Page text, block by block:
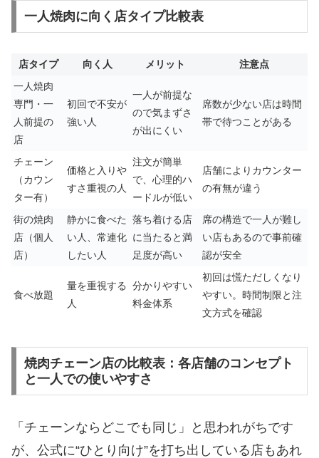
一人焼肉に向く店タイプ比較表
店タイプ 向く人 メリット
注意点
一人焼肉
専門・一
人前提の
店
初回で不安が
強い人
一人が前提な
ので気まずさ
が出にくい
席数が少ない店は時間
帯で待つことがある
チェーン
（カウン
ター有）
価格と入りや
すさ重視の人
注文が簡単
で、心理的ハ
ードルが低い
店舗によりカウンター
の有無が違う
街の焼肉
店（個人
店）
静かに食べた
い人、常連化
したい人
落ち着ける店
に当たると満
足度が高い
席の構造で一人が難し
い店もあるので事前確
認が安全
食べ放題
量を重視する
人
分かりやすい
料金体系
初回は慌ただしくなり
やすい。時間制限と注
文方式を確認
焼肉チェーン店の比較表：各店舗のコンセプト
と一人での使いやすさ
「チェーンならどこでも同じ」と思われがちです
が、公式に“ひとり向け”を打ち出している店もあれ